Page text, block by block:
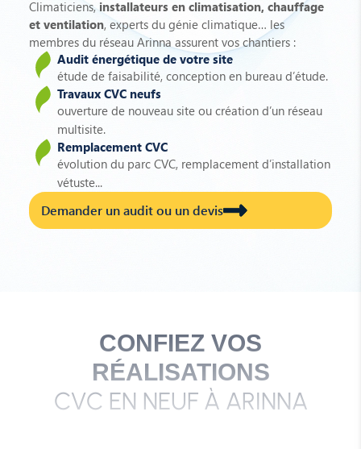
Climaticiens,installateurs en climatisation, chauffage
et ventilation, experts du génie climatique… les
membres du réseau Arinna assurent vos chantiers :
Audit énergétique de votre site
étude de faisabilité, conception en bureau d’étude.
Travaux CVC neufs
ouverture de nouveau site ou création d’un réseau
multisite.
Remplacement CVC
évolution du parc CVC, remplacement d’installation
vétuste...
Demander un audit ou un devis
CONFIEZ VOS
RÉALISATIONS
CVC EN NEUF À ARINNA